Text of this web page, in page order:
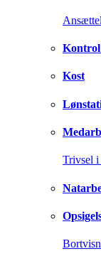
Kontrol
Kost
Trivsel i